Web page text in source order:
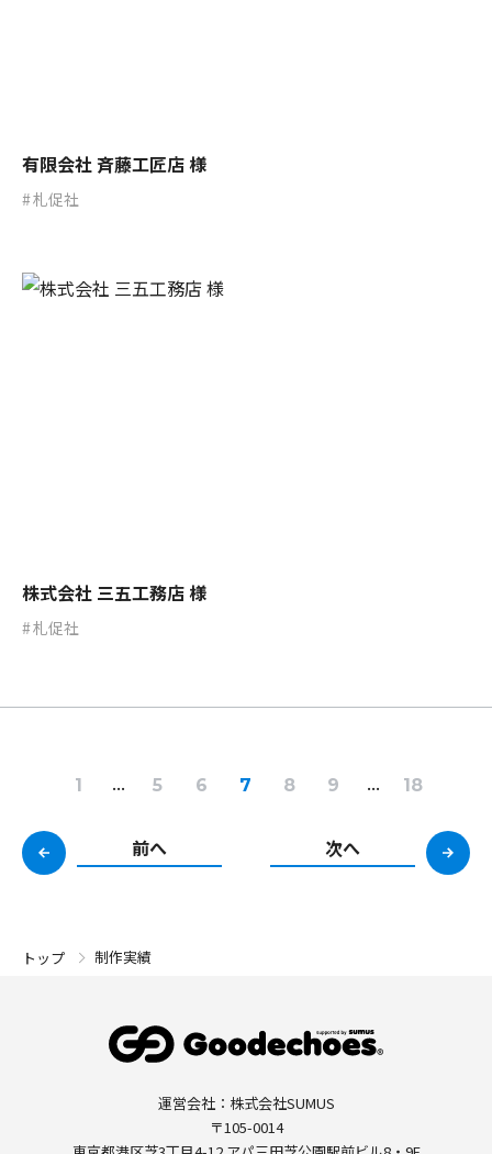
有限会社 斉藤工匠店 様
札促社
株式会社 三五工務店 様
札促社
前へ
1 ... 5 6 7 8 9 ... 18
次へ
トップ 制作実績
運営会社：株式会社SUMUS
〒105-0014